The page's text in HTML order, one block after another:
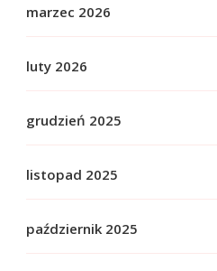
marzec 2026
luty 2026
grudzień 2025
listopad 2025
październik 2025